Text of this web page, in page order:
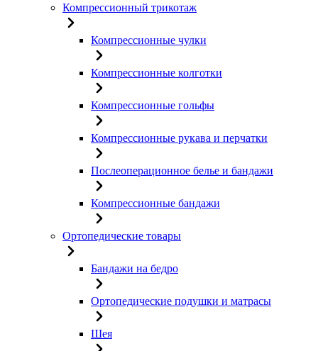
Компрессионный трикотаж
Компрессионные чулки
Компрессионные колготки
Компрессионные гольфы
Компрессионные рукава и перчатки
Послеоперационное белье и бандажи
Компрессионные бандажи
Ортопедические товары
Бандажи на бедро
Ортопедические подушки и матрасы
Шея